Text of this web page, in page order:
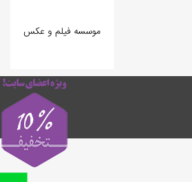
موسسه فیلم و عکس